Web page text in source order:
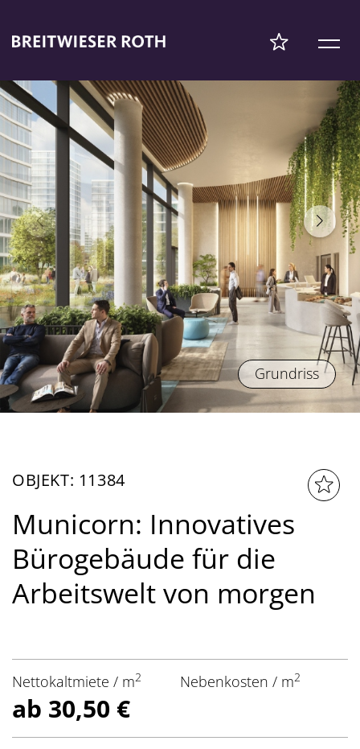
Grundriss
OBJEKT: 11384
Municorn: Innovatives
Bürogebäude für die
Arbeitswelt von morgen
Nettokaltmiete / m2
ab 30,50 €
Nebenkosten / m2